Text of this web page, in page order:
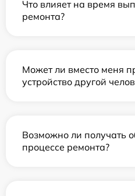
Что влияет на время
ремонта?
Может ли вместо меня
устройство другой
Возможно ли получать
процессе ремонта?